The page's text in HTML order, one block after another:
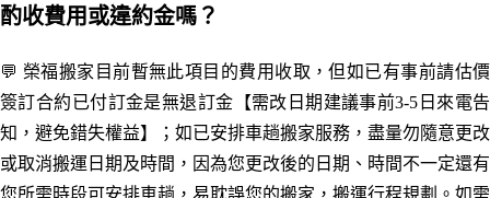
酌收費用或違約金嗎？
💬 榮福搬家目前暫無此項目的費用收取，但如已有事前請估價
簽訂合約已付訂金是無退訂金【需改日期建議事前3-5日來電告
知 ，避免錯失權益】；如已安排車趟搬家服務，盡量勿隨意更改
或取消搬運日期及時間，因為您更改後的日期、時間不一定還有
您所需時段可安排車趟，易耽誤您的搬家 ， 搬運行程規劃。如需